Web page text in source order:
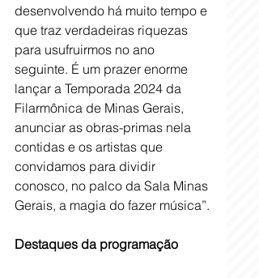
desenvolvendo há muito tempo e
que traz verdadeiras riquezas
para usufruirmos no ano
seguinte. É um prazer enorme
lançar a Temporada 2024 da
Filarmônica de Minas Gerais,
anunciar as obras-primas nela
contidas e os artistas que
convidamos para dividir
conosco, no palco da Sala Minas
Gerais, a magia do fazer música”.
Destaques da programação